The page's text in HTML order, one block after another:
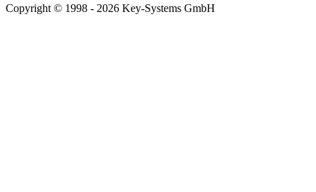
Copyright © 1998 - 2026 Key-Systems GmbH